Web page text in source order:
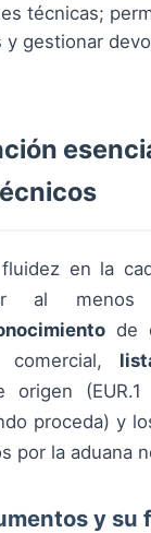
técnicas;
y gestionar
en la
al menos
de
comercial,
origen
proceda) y
por la aduana
y su